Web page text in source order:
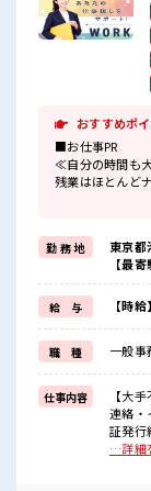
おすすめポ
■お仕事PR
≪自分の時間も
残業はほとんど
場合によっては
家族や友人と一
≪モチベーショ
派手過ぎなけ
(規定有)≪未経
新しいことにチ
しっかり働く環
イチからスキル
≪自分に合った
福利厚生が整っ
■職場の雰囲気
派手すぎなけ
休憩室完備でラ
勤 務 地
東京都
【最
給 与 【時
職 種 一般事
仕事内容
【大
連絡・
証発行経
時間も
…詳細